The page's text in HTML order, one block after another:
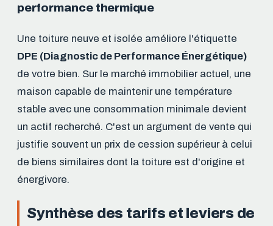
performance thermique
Une toiture neuve et isolée améliore l'étiquette
DPE (Diagnostic de Performance Énergétique)
de votre bien. Sur le marché immobilier actuel, une
maison capable de maintenir une température
stable avec une consommation minimale devient
un actif recherché. C'est un argument de vente qui
justifie souvent un prix de cession supérieur à celui
de biens similaires dont la toiture est d'origine et
énergivore.
Synthèse des tarifs et leviers de